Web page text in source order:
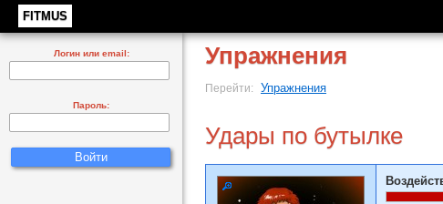
FITMUS
Упражнения
Перейти: Упражнения
Удары по бутылке
Логин или email:
Пароль: